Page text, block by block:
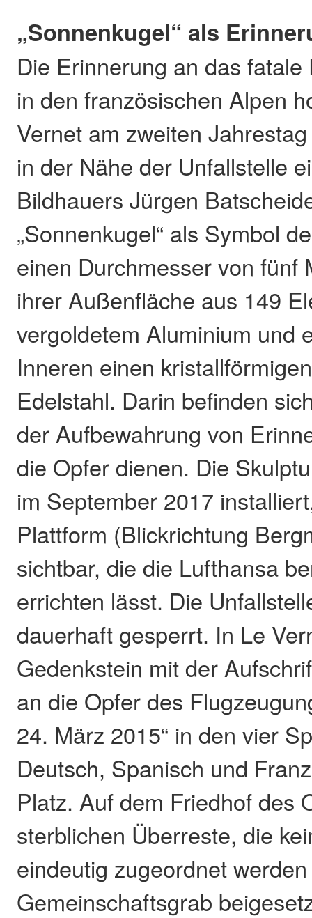
„Sonnenkugel“ als
Die Erinnerung an das
in den französischen Alpen
Vernet am zweiten
in der Nähe der Unfallstelle
Bildhauers Jürgen
„Sonnenkugel“ als Symbol
einen Durchmesser von fünf
ihrer Außenfläche aus 149
vergoldetem Aluminium und
Inneren einen
Edelstahl. Darin befinden
der Aufbewahrung von
die Opfer dienen. Die
im September 2017
Plattform (Blickrichtung
sichtbar, die die Lufthansa
errichten lässt. Die
dauerhaft gesperrt. In Le
Gedenkstein mit der
an die Opfer des
24. März 2015“ in den vier
Deutsch, Spanisch und
Platz. Auf dem Friedhof des
sterblichen Überreste, die
eindeutig zugeordnet
Gemeinschaftsgrab